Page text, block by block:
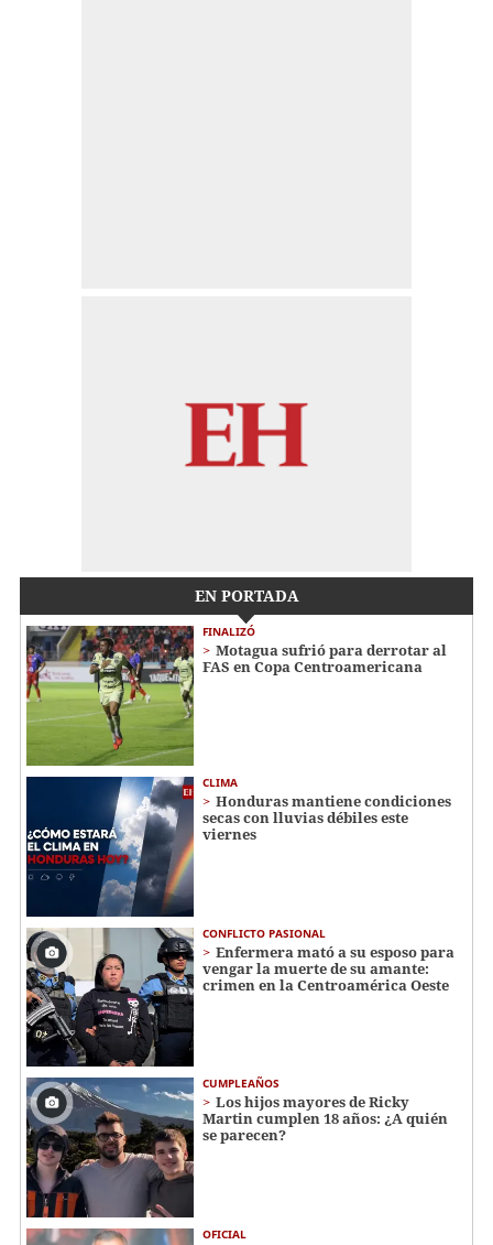
EN PORTADA
FINALIZÓ
Motagua sufrió para derrotar al
FAS en Copa Centroamericana
CLIMA
Honduras mantiene condiciones
secas con lluvias débiles este
viernes
CONFLICTO PASIONAL
Enfermera mató a su esposo para
vengar la muerte de su amante:
crimen en la Centroamérica Oeste
CUMPLEAÑOS
Los hijos mayores de Ricky
Martin cumplen 18 años: ¿A quién
se parecen?
OFICIAL